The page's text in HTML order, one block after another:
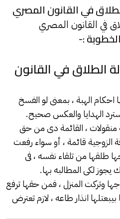
في القانون المصري
في القانون المصري
:-
الطلاق في القانون
احكام الهبة ، بمعنى لو الفسخ
الهدايا والعكس صحيح.
منقولات، القائمة دى من حق
الزوجية قائمة ، أو سواء رفعت
طلقها من تلقاء نفسه ، فى
لكى المطالبه بها.
وتركت المنزل ، فمن حقها ترفع
انذار طاعه ، لازم تعترض